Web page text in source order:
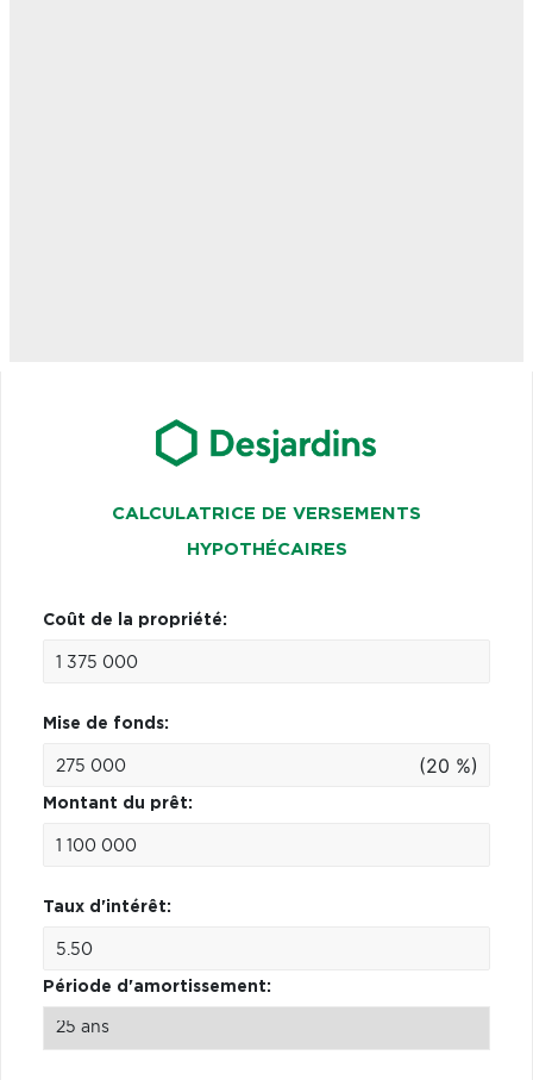
CALCULATRICE DE VERSEMENTS
HYPOTHÉCAIRES
Coût de la propriété:
Mise de fonds:
(20 %)
Montant du prêt:
Taux d'intérêt:
Période d'amortissement: